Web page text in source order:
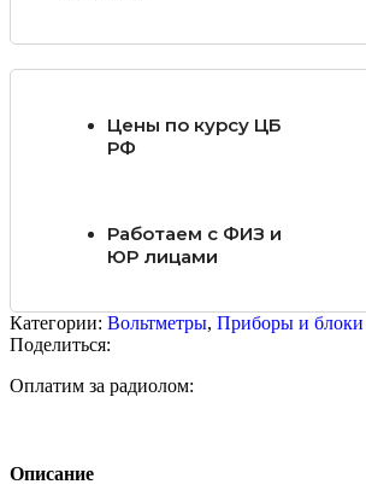
Цены по курсу ЦБ
РФ
Работаем с ФИЗ и
ЮР лицами
Категории: Вольтметры, Приборы и блоки
Поделиться:
Оплатим за радиолом:
Описание